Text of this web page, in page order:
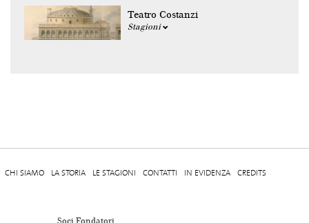
Teatro Costanzi
Stagioni
CHI SIAMO LA STORIA LE STAGIONI CONTATTI IN EVIDENZA CREDITS